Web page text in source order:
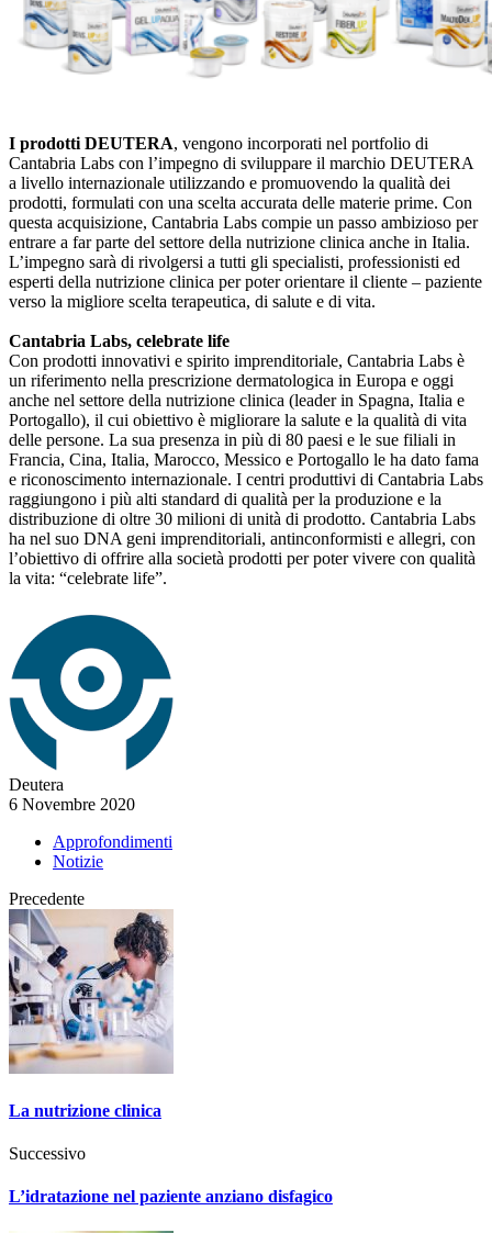
I prodotti DEUTERA, vengono incorporati nel portfolio di
Cantabria Labs con l’impegno di sviluppare il marchio DEUTERA
a livello internazionale utilizzando e promuovendo la qualità dei
prodotti, formulati con una scelta accurata delle materie prime. Con
questa acquisizione, Cantabria Labs compie un passo ambizioso per
entrare a far parte del settore della nutrizione clinica anche in Italia.
L’impegno sarà di rivolgersi a tutti gli specialisti, professionisti ed
esperti della nutrizione clinica per poter orientare il cliente – paziente
verso la migliore scelta terapeutica, di salute e di vita.
Cantabria Labs, celebrate life
Con prodotti innovativi e spirito imprenditoriale, Cantabria Labs è
un riferimento nella prescrizione dermatologica in Europa e oggi
anche nel settore della nutrizione clinica (leader in Spagna, Italia e
Portogallo), il cui obiettivo è migliorare la salute e la qualità di vita
delle persone. La sua presenza in più di 80 paesi e le sue filiali in
Francia, Cina, Italia, Marocco, Messico e Portogallo le ha dato fama
e riconoscimento internazionale. I centri produttivi di Cantabria Labs
raggiungono i più alti standard di qualità per la produzione e la
distribuzione di oltre 30 milioni di unità di prodotto. Cantabria Labs
ha nel suo DNA geni imprenditoriali, antinconformisti e allegri, con
l’obiettivo di offrire alla società prodotti per poter vivere con qualità
la vita: “celebrate life”.
Deutera
6 Novembre 2020
Approfondimenti
Notizie
Precedente
La nutrizione clinica
Successivo
L’idratazione nel paziente anziano disfagico